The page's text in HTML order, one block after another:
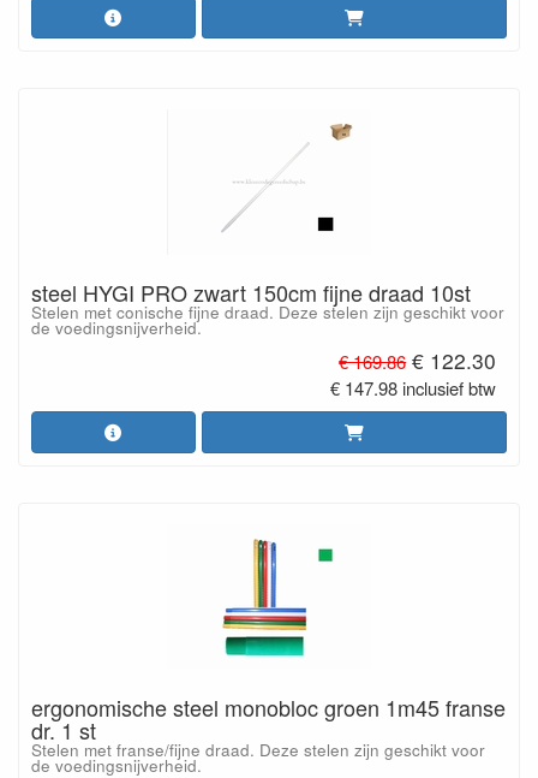
steel HYGI PRO zwart 150cm fijne draad 10st
Stelen met conische fijne draad. Deze stelen zijn geschikt voor
de voedingsnijverheid.
€ 169.86 € 122.30
€ 147.98 inclusief btw
ergonomische steel monobloc groen 1m45 franse
dr. 1 st
Stelen met franse/fijne draad. Deze stelen zijn geschikt voor
de voedingsnijverheid.